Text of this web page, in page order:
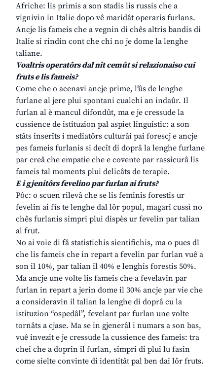
Afriche: lis primis a son stadis lis russis che a
vignivin in Italie dopo vê maridât operaris furlans.
Ancje lis fameis che a vegnin di chês altris bandis di
Italie si rindin cont che chi no je dome la lenghe
taliane.
Voaltris operatôrs dal nît cemût si relazionaiso cui
fruts e lis fameis?
Come che o acenavi ancje prime, l’ûs de lenghe
furlane al jere plui spontani cualchi an indaûr. Il
furlan al è mancul difondût, ma e je cressude la
cussience de istituzion pal aspiet linguistic: a son
stâts inserîts i mediatôrs culturâi pai forescj e ancje
pes fameis furlanis si decît di doprâ la lenghe furlane
par creâ che empatie che e covente par rassicurâ lis
fameis tal moments plui delicâts de terapie.
E i gjenitôrs fevelino par furlan ai fruts?
Pôc: o scuen rilevâ che se lis feminis forestis ur
fevelin ai fîs te lenghe dal lôr popul, magari cussì no
chês furlanis simpri plui dispès ur fevelin par talian
al frut.
No ai voie di fâ statistichis sientifichis, ma o pues dî
che lis fameis che in repart a fevelin par furlan vuê a
son il 10%, par talian il 40% e lenghis forestis 50%.
Ma ancje une volte lis fameis che a fevelavin par
furlan in repart a jerin dome il 30% ancje par vie che
a consideravin il talian la lenghe di doprâ cu la
istituzion “ospedâl”, fevelant par furlan une volte
tornâts a cjase. Ma se in gjenerâl i numars a son bas,
vuê invezit e je cressude la cussience des fameis: tra
chei che a doprin il furlan, simpri di plui lu fasin
come sielte convinte di identitât pal ben dai lôr fruts.